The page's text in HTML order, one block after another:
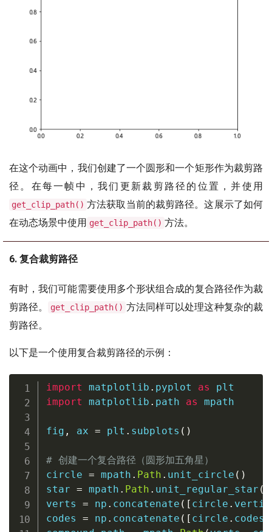
在这个动画中，我们创建了一个圆形和一个矩形作为裁剪路
径。在每一帧中，我们更新裁剪路径的位置，并使用
get_clip_path() 方法获取当前的裁剪路径。这展示了如何
在动态场景中使用 get_clip_path() 方法。
6. 复合裁剪路径
有时，我们可能需要使用多个形状组合成的复合路径作为裁
剪路径。
get_clip_path() 方法同样可以处理这种复杂的裁
剪路径。
以下是一个使用复合裁剪路径的示例：
import matplotlib . pyplot as
import matplotlib . path as mpath
fig , ax = plt . subplots ( )
# 创建一个复合路径（圆形加五角星）
circle = mpath . Path . unit_circle ( )
star = mpath . Path . unit_regular_star (
verts = np . concatenate ( [ circle .
codes = np . concatenate ( [ circle . codes